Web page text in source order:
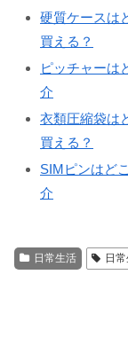
硬質ケースは
買える？
ピッチャーは
介
衣類圧縮袋は
買える？
SIMピンはど
介
日常生活 日